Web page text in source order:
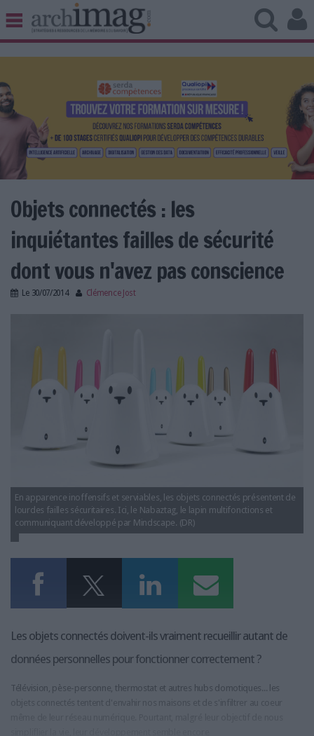
BIBLIOTHÈQUE ÉDITION
UNIVERS DATA
TRAVAIL COLLABORATIF
VIE NUMÉRIQUE
NUMÉRIQUE RESPONSABLE
LES NEWSLETTERS
LE MAGAZINE
L'ANNUAIRE DES ACTEURS
LES SUPPLÉMENTS
NOS OFFRES D'ABONNEMENTS
Objets connectés : les
inquiétantes failles de sécurité
dont vous n'avez pas conscience
Le 30/07/2014 Clémence Jost
En apparence inoffensifs et serviables, les objets connectés présentent de
lourdes failles sécuritaires. Ici, le Nabaztag, le lapin multifonctions et
communiquant développé par Mindscape. (DR)
Les objets connectés doivent-ils vraiment recueillir autant de
données personnelles pour fonctionner correctement ?
Télévision, pèse-personne, thermostat et autres hubs domotiques... les
objets connectés tentent d'envahir nos maisons et de s'infiltrer au coeur